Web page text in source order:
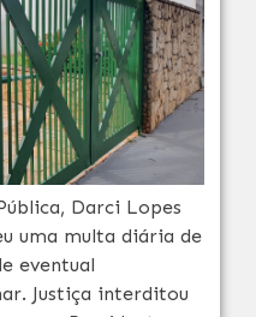
Darci Lopes
uma multa diária de
eventual
Justiça interditou